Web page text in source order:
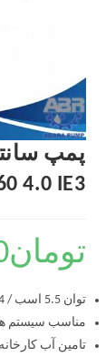
4.0 IE3
تومان
توان 5.5 اسب / 4 کیلووات
مناسب سیستم
تامین آب